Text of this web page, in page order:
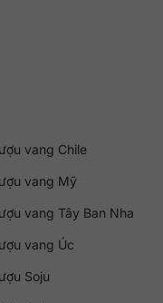
vang Chile
vang Mỹ
vang Tây Ban Nha
vang Úc
Soju